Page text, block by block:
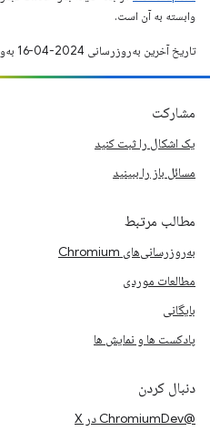
وابسته به آن است.
تاریخ آخرین به‌روزرسانی 2024-04-16 به‌وقت ساعت هماهنگ جهانی.
مشارکت
یک اشکال را ثبت کنید
مسائل باز را ببینید
مطالب مرتبط
به‌روزرسانی‌های Chromium
مطالعات موردی
بایگانی
پادکست ها و نمایش ها
دنبال کردن
@ChromiumDev در X